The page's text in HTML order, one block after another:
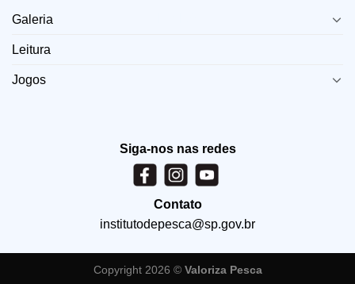
Galeria
Leitura
Jogos
Siga-nos nas redes
Contato
institutodepesca@sp.gov.br
Copyright 2026 © Valoriza Pesca